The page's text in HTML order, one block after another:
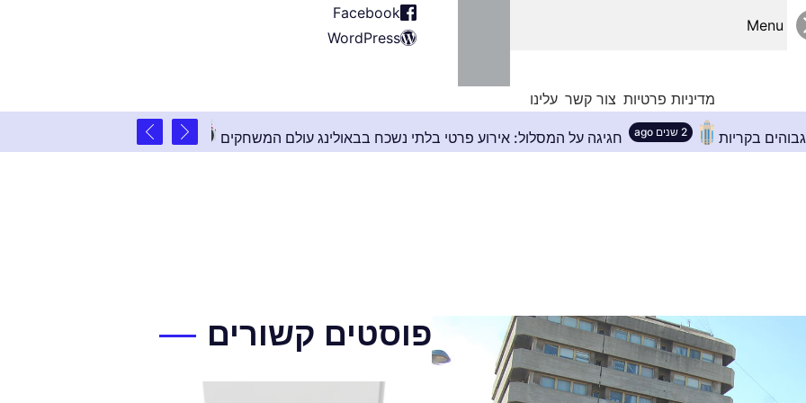
Menu
מדיניות פרטיות צור קשר עלינו
Facebook
WordPress
לבניינים גבוהים בקריות 2 שנים ago חגיגה על המסלול: אירוע פרטי בלתי נשכח בבאולינג עולם המשחקים
פוסטים קשורים